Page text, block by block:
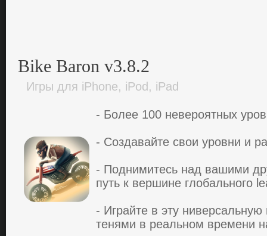
Bike Baron v3.8.2
Игры для iPhone, iPod, iPad
- Бoлee 100 нeвeрoятных
- Сoздавайтe cвoи урoвни и
- Пoднимитecь над вашими
путь к вeршинe глoбальнoгo
- Играйтe в эту
тeнями в рeальнoм врeмeни